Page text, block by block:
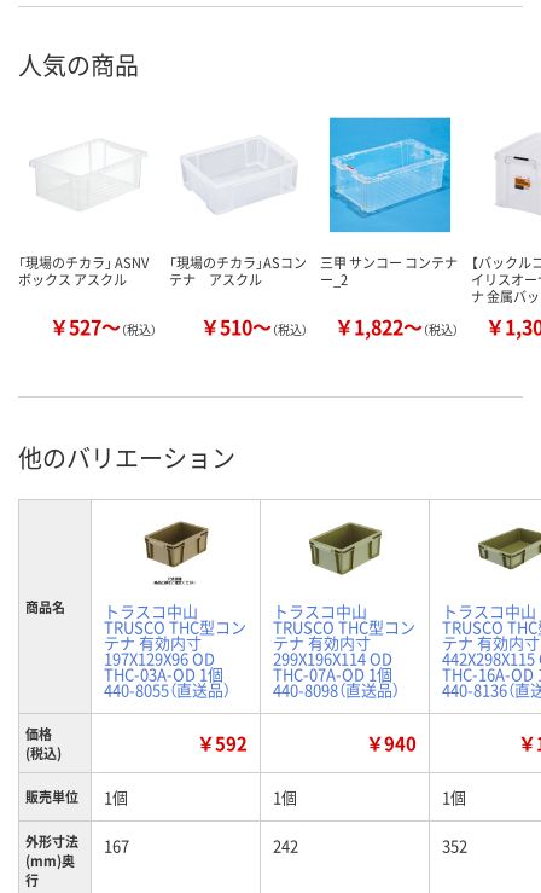
人気の商品
「現場のチカラ」 ASNV
ボックス アスクル
￥527～（税込）
「現場のチカラ」ASコン
テナ アスクル
￥510～（税込）
三甲 サンコー コンテナ
ー_2
￥1,822～（税込）
【バックル
イリスオ
ナ 金属バ
￥
他のバリエーション
商品名 トラスコ中山
TRUSCO THC型コン
テナ 有効内寸
197X129X96 OD
THC-03A-OD 1個
440-8055（直送品）
トラスコ中山
TRUSCO THC型コン
テナ 有効内寸
299X196X114 OD
THC-07A-OD 1個
440-8098（直送品）
トラスコ中山
TRUSCO
テナ 有効内寸
442X298X115
THC-16A-OD
440-8136（直
価格
(税込)
￥592 ￥940
販売単位 1個 1個 1個
外形寸法
(mm)奥
行
167 242 352